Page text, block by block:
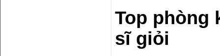
Top phòng
sĩ giỏi